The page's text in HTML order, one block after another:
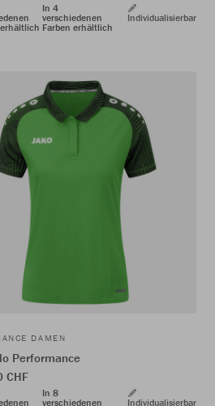
In 4
verschiedenen
Farben erhältlich
Individualisierbar
DAMEN
Performance
CHF
In 8
verschiedenen
Individualisierbar